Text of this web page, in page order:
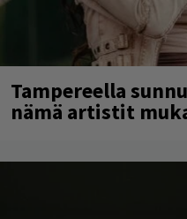
Tampereella
nämä artistit